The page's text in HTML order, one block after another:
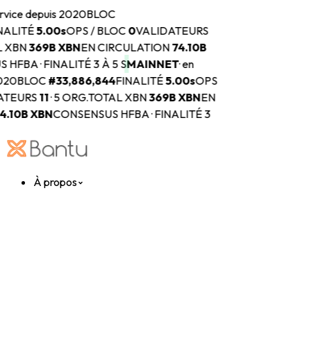
depuis 2020BLOC
5.00sOPS / BLOC0VALIDATEURS
369BXBNEN CIRCULATION74.10B
HFBA · FINALITÉ 3 À 5 SMAINNET·en
BLOC#33,886,844FINALITÉ5.00sOPS
11·5 ORG.TOTAL XBN369BXBNEN
XBNCONSENSUS HFBA · FINALITÉ 3
À propos